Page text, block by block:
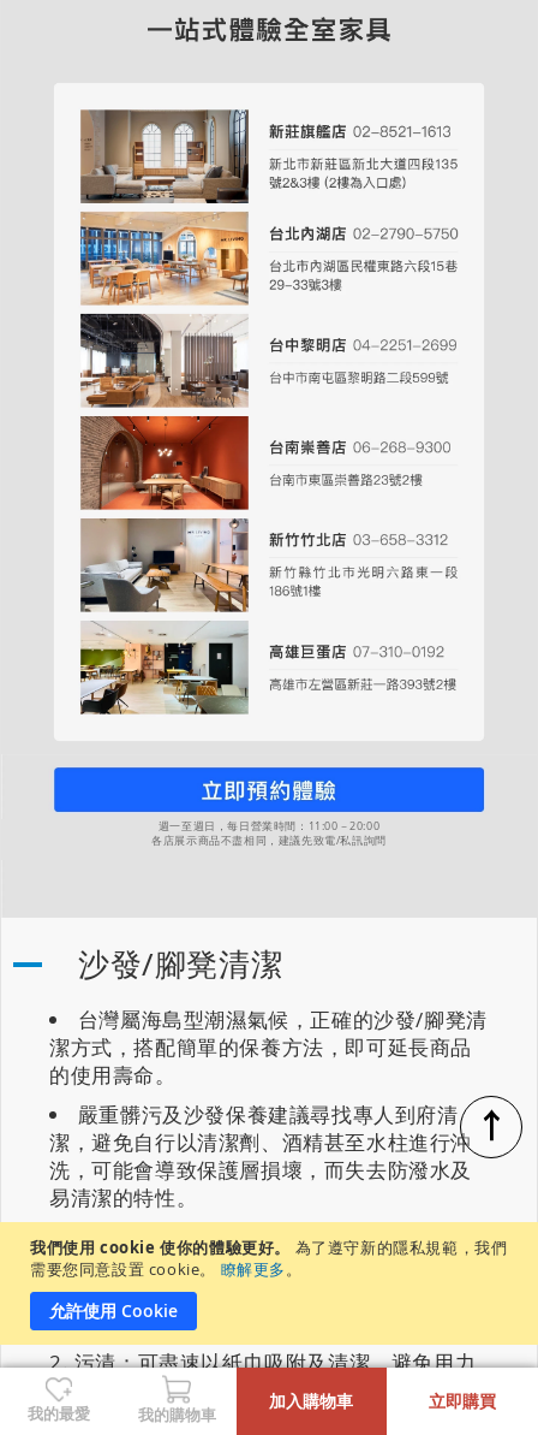
我們使用 cookie 使你的體驗更好。
為了遵守新的隱私規範，我們
需要您同意設置 cookie。
瞭解更多。
允許使用 Cookie
週一至週日，每日營業時間：11:00－20:00
各店展示商品不盡相同，建議先致電/私訊詢問
沙發/腳凳清潔
台灣屬海島型潮濕氣候，正確的沙發/腳凳清
潔方式，搭配簡單的保養方法，即可延長商品
的使用壽命。
嚴重髒污及沙發保養建議尋找專人到府清
潔，避免自行以清潔劑、酒精甚至水柱進行沖
洗，可能會導致保護層損壞，而失去防潑水及
易清潔的特性。
如遇以下情況，建議正確的清潔方式如下：
灰塵：可使用軟毛撣子清掃、除塵滾輪以及
吸塵器清除表面灰塵。
污漬：可盡速以紙巾吸附及清潔，避免用力
按壓、擦拭表面，以免破壞保護層。
↑
我的最愛 我的購物車
加入購物車 立即購買
+
-